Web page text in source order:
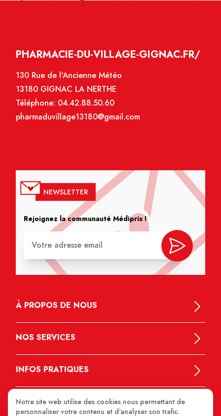
PHARMACIE-DU-VILLAGE-GIGNAC.FR/
130 Rue de l'Ancienne Météo
13180 GIGNAC LA NERTHE
Téléphone: 04.42.88.50.60
pharmaduvillage13180@gmail.com
NEWSLETTER
Rejoignez la communauté Médiprix !
À PROPOS DE NOUS
NOS SERVICES
INFOS PRATIQUES
Notre site web utilise des cookies nous permettant de
personnaliser votre contenu et d'analyser son trafic.